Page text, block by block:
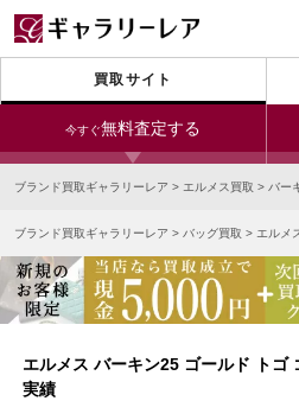
買取サイト
今すぐ無料査定する
24時間受付（対応
宅配買取
無料の宅配キッ
今すぐ
受付時間
銀座本店 青山表参道
小田急新宿店 LAB東京
ブランド買取ギャラリーレア > エルメス買取 > バー
ブランド買取ギャラリーレア > バッグ買取 > エルメ
エルメス バーキン25 ゴールド トゴ
実績